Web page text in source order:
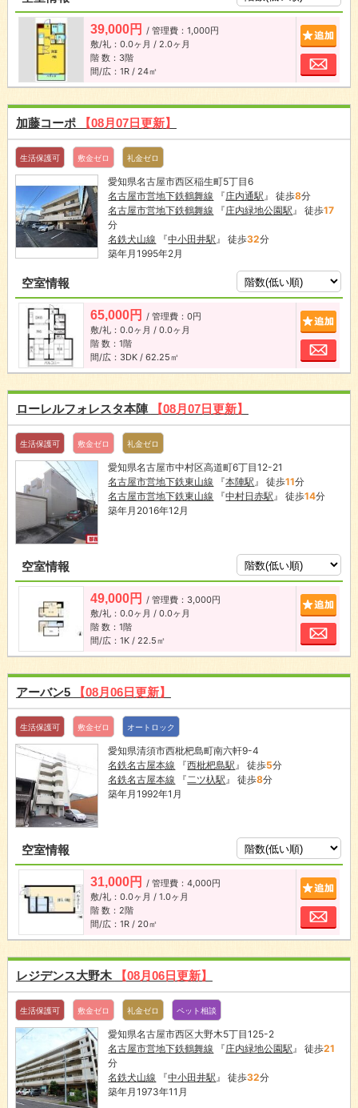
39,000円 / 管理費：1,000円
敷/礼：0.0ヶ月 / 2.0ヶ月
階 数：3階
間/広：1R / 24㎡
お
加藤コーポ 【08月07日更新】
生活保護可 敷金ゼロ 礼金ゼロ
愛知県名古屋市西区稲生町5丁目6
名古屋市営地下鉄鶴舞線 『庄内通駅』 徒歩8分
名古屋市営地下鉄鶴舞線 『庄内緑地公園駅』 徒歩17
分
名鉄犬山線 『中小田井駅』 徒歩32分
築年月1995年2月
空室情報
65,000円 / 管理費：0円
敷/礼：0.0ヶ月 / 0.0ヶ月
階 数：1階
間/広：3DK / 62.25㎡
お
ローレルフォレスタ本陣 【08月07日更新】
生活保護可 敷金ゼロ 礼金ゼロ
愛知県名古屋市中村区高道町6丁目12-21
名古屋市営地下鉄東山線 『本陣駅』 徒歩11分
名古屋市営地下鉄東山線 『中村日赤駅』 徒歩14分
築年月2016年12月
空室情報
49,000円 / 管理費：3,000円
敷/礼：0.0ヶ月 / 0.0ヶ月
階 数：1階
間/広：1K / 22.5㎡
お
アーバン5 【08月06日更新】
生活保護可 敷金ゼロ オートロック
愛知県清須市西枇杷島町南六軒9-4
名鉄名古屋本線 『西枇杷島駅 』 徒歩5分
名鉄名古屋本線 『二ツ杁駅 』 徒歩8分
築年月1992年1月
空室情報
31,000円
/ 管理費：4,000円
敷/礼：0.0ヶ月 / 1.0ヶ月
階 数：2階
間/広：1R / 20㎡
お
レジデンス大野木 【08月06日更新】
生活保護可 敷金ゼロ 礼金ゼロ ペット相談
愛知県名古屋市西区大野木5丁目125-2
名古屋市営地下鉄鶴舞線 『庄内緑地公園駅 』 徒歩21
分
名鉄犬山線 『中小田井駅 』 徒歩32分
築年月1973年11月